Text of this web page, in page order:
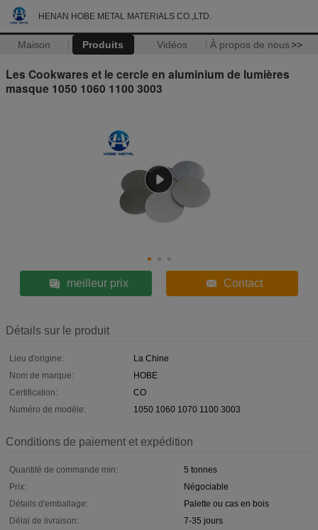
HENAN HOBE METAL MATERIALS CO.,LTD.
Maison Produits Vidéos À propos de nous>>
Les Cookwares et le cercle en aluminium de lumières
masque 1050 1060 1100 3003
meilleur prix Contact
Détails sur le produit
Lieu d'origine:
La Chine
Nom de marque:
HOBE
Certification:
CO
Numéro de modèle:
1050 1060 1070 1100 3003
Conditions de paiement et expédition
Quantité de commande min:
5 tonnes
Prix:
Négociable
Détails d'emballage:
Palette ou cas en bois
Délai de livraison:
7-35 jours